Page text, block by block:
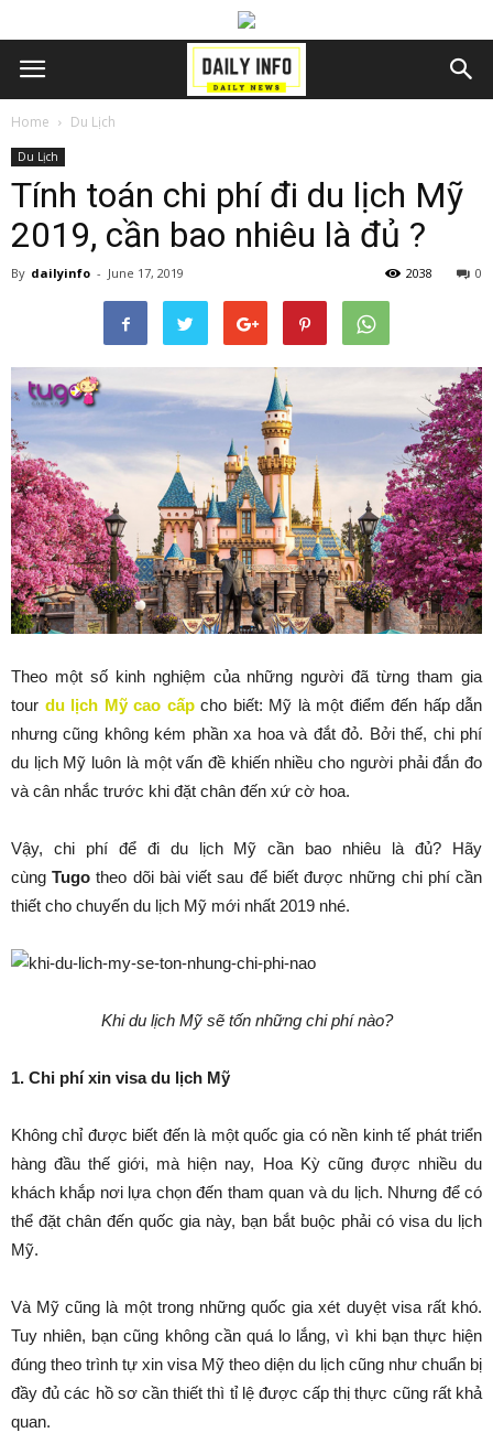
Home Du Lịch
Du Lịch
Tính toán chi phí đi du lịch Mỹ
2019, cần bao nhiêu là đủ ?
By dailyinfo - June 17, 2019 0
2038
Theo một số kinh nghiệm của những người đã từng tham gia
tour du lịch Mỹ cao cấpcho biết: Mỹ là một điểm đến hấp dẫn
nhưng cũng không kém phần xa hoa và đắt đỏ. Bởi thế, chi phí
du lịch Mỹ luôn là một vấn đề khiến nhiều cho người phải đắn đo
và cân nhắc trước khi đặt chân đến xứ cờ hoa.
Vậy, chi phí để đi du lịch Mỹ cần bao nhiêu là đủ? Hãy
cùngTugo theo dõi bài viết sau để biết được những chi phí cần
thiết cho chuyến du lịch Mỹ mới nhất 2019 nhé.
Khi du lịch Mỹ sẽ tốn những chi phí nào?
1. Chi phí xin visa du lịch Mỹ
Không chỉ được biết đến là một quốc gia có nền kinh tế phát triển
hàng đầu thế giới, mà hiện nay, Hoa Kỳ cũng được nhiều du
khách khắp nơi lựa chọn đến tham quan và du lịch. Nhưng để có
thể đặt chân đến quốc gia này, bạn bắt buộc phải có visa du lịch
Mỹ.
Và Mỹ cũng là một trong những quốc gia xét duyệt visa rất khó.
Tuy nhiên, bạn cũng không cần quá lo lắng, vì khi bạn thực hiện
đúng theo trình tự xin visa Mỹ theo diện du lịch cũng như chuẩn bị
đầy đủ các hồ sơ cần thiết thì tỉ lệ được cấp thị thực cũng rất khả
quan.